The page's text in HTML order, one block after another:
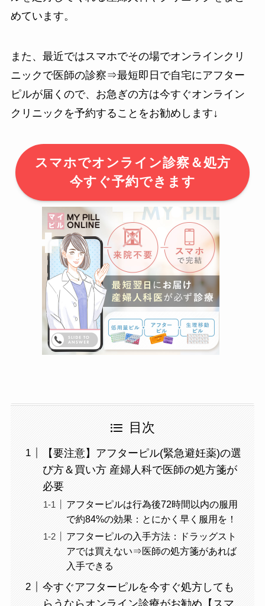
めています。
また、最近ではスマホでその場でオンラインクリ
ニックで医師の診察⇒最短即日で自宅にアフター
ピルが届く ので、お急ぎの方は今すぐオンライン
クリニックを予約することをお勧めします↓
スマホでオンライン診察＆処方
今すぐ予約できます
目次
【要注意】アフターピル(緊急避妊薬)の選
び方＆買い方 産婦人科で医師の処方箋が
必要
アフターピルは行為後72時間以内の服用
で約84%の効果：とにかく早く服用を！
アフターピルの入手方法：ドラッグスト
アでは買えない⇒医師の処方箋があれば
入手できる
今すぐアフターピルを今すぐ処方しても
らうならオンライン診療がお勧め【スマ